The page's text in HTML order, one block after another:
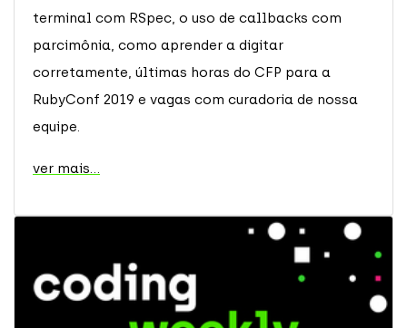
terminal com RSpec, o uso de callbacks com
parcimônia, como aprender a digitar
corretamente, últimas horas do CFP para a
RubyConf 2019 e vagas com curadoria de nossa
equipe.
ver mais...